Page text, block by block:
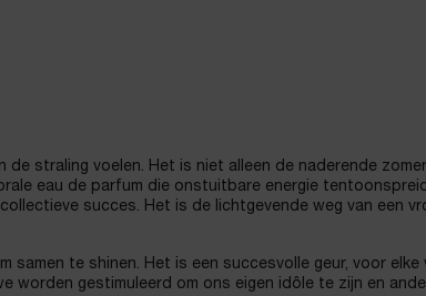
straling voelen. Het is niet alleen de naderende
eau de parfum die onstuitbare energie
succes. Het is de lichtgevende weg van een
te shinen. Het is een succesvolle geur, voor elke
worden gestimuleerd om ons eigen idôle te zijn en